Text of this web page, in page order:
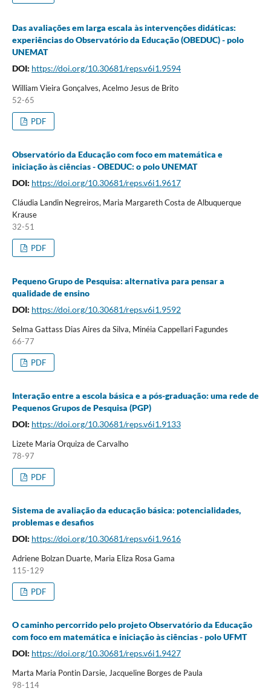
Das avaliações em larga escala às intervenções didáticas:
experiências do Observatório da Educação (OBEDUC) - polo
UNEMAT
DOI: https://doi.org/10.30681/reps.v6i1.9594
William Vieira Gonçalves, Acelmo Jesus de Brito
52-65
PDF
Observatório da Educação com foco em matemática e
iniciação às ciências - OBEDUC: o polo UNEMAT
DOI: https://doi.org/10.30681/reps.v6i1.9617
Cláudia Landin Negreiros, Maria Margareth Costa de Albuquerque
Krause
32-51
PDF
Pequeno Grupo de Pesquisa: alternativa para pensar a
qualidade de ensino
DOI: https://doi.org/10.30681/reps.v6i1.9592
Selma Gattass Dias Aires da Silva, Minéia Cappellari Fagundes
66-77
PDF
Interação entre a escola básica e a pós-graduação: uma rede de
Pequenos Grupos de Pesquisa (PGP)
DOI: https://doi.org/10.30681/reps.v6i1.9133
Lizete Maria Orquiza de Carvalho
78-97
PDF
Sistema de avaliação da educação básica: potencialidades,
problemas e desafios
DOI: https://doi.org/10.30681/reps.v6i1.9616
Adriene Bolzan Duarte, Maria Eliza Rosa Gama
115-129
PDF
O caminho percorrido pelo projeto Observatório da Educação
com foco em matemática e iniciação às ciências - polo UFMT
DOI: https://doi.org/10.30681/reps.v6i1.9427
Marta Maria Pontin Darsie, Jacqueline Borges de Paula
98-114